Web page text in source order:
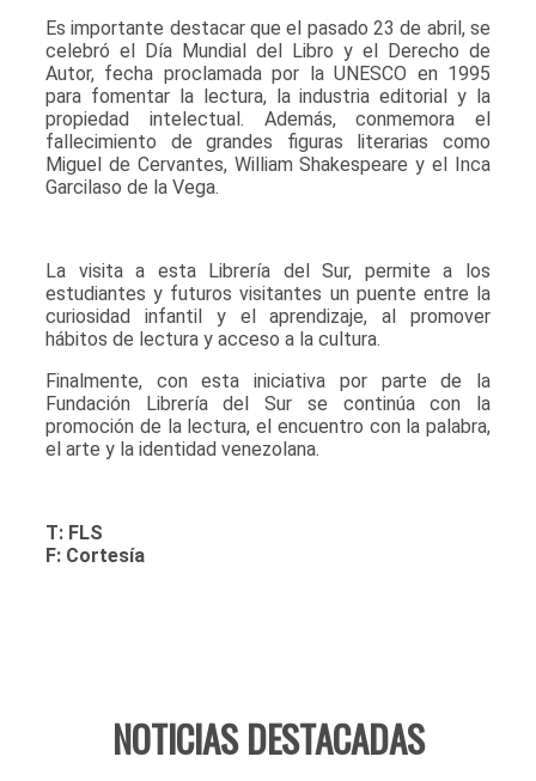
Es importante destacar que el pasado 23 de abril, se
celebró el Día Mundial del Libro y el Derecho de
Autor, fecha proclamada por la UNESCO en 1995
para fomentar la lectura, la industria editorial y la
propiedad intelectual. Además, conmemora el
fallecimiento de grandes figuras literarias como
Miguel de Cervantes, William Shakespeare y el Inca
Garcilaso de la Vega.
La visita a esta Librería del Sur, permite a los
estudiantes y futuros visitantes un puente entre la
curiosidad infantil y el aprendizaje, al promover
hábitos de lectura y acceso a la cultura.
Finalmente, con esta iniciativa por parte de la
Fundación Librería del Sur se continúa con la
promoción de la lectura, el encuentro con la palabra,
el arte y la identidad venezolana.
T: FLS
F: Cortesía
NOTICIAS DESTACADAS